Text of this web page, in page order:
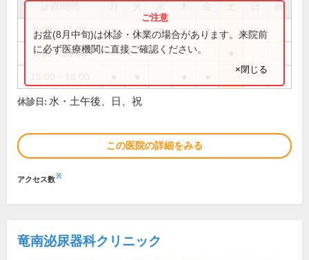
祝
9:00～12:00 ● ● ● ● ●
9:00～13:00
お盆(8月中旬)は休診・休業の場合があります。来院前
に必ず医療機関に直接ご確認ください。
×閉じる
休診日: 水・土午後、日、祝
この医院の詳細をみる
アクセス数※
竜南泌尿器科クリニック